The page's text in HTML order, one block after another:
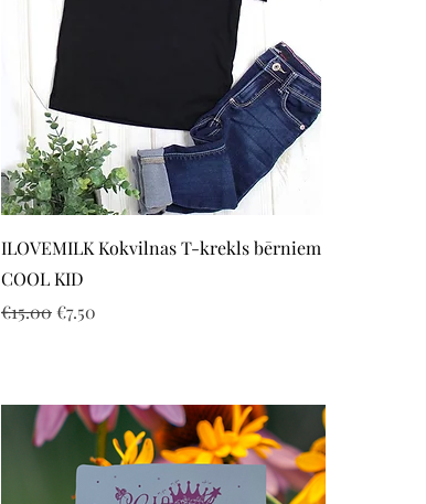
Quick View
ILOVEMILK Kokvilnas T-krekls bērniem
COOL KID
Regular Price
€15.00Sale Price
€7.50